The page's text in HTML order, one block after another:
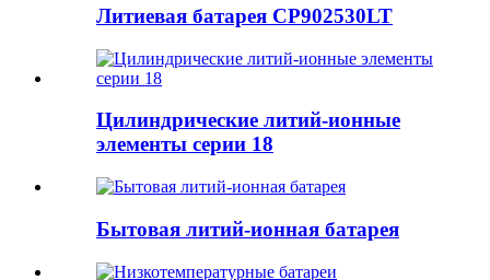
Литиевая батарея CP902530LT
Цилиндрические литий-ионные
элементы серии 18
Бытовая литий-ионная батарея